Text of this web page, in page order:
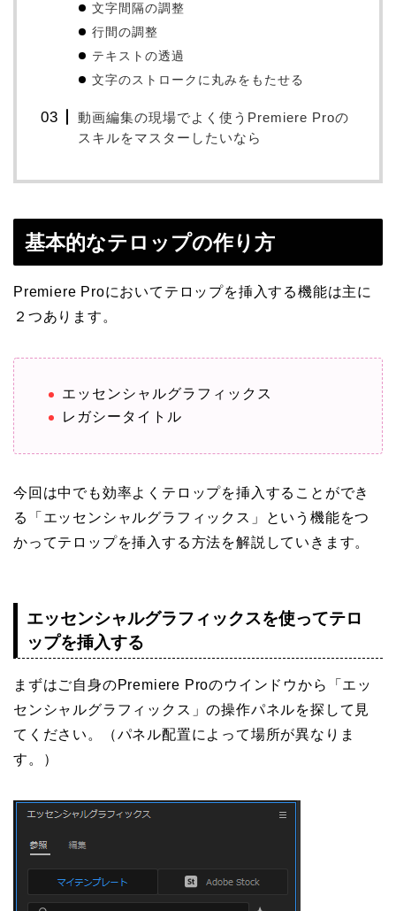
文字間隔の調整
行間の調整
テキストの透過
文字のストロークに丸みをもたせる
動画編集の現場でよく使うPremiere Proの
スキルをマスターしたいなら
基本的なテロップの作り方
Premiere Proにおいてテロップを挿入する機能は主に
２つあります。
エッセンシャルグラフィックス
レガシータイトル
今回は中でも効率よくテロップを挿入することができ
る「エッセンシャルグラフィックス」という機能をつ
かってテロップを挿入する方法を解説していきます。
エッセンシャルグラフィックスを使ってテロ
ップを挿入する
まずはご自身のPremiere Proのウインドウから「エッ
センシャルグラフィックス」の操作パネルを探して見
てください。（パネル配置によって場所が異なりま
す。）